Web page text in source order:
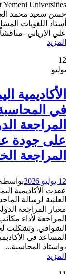
حسن سعيد محمد
أستاذ اللغويات
علي الإرياني -
المزيد
12
يوليو
الأكاديمية
في
على جودة
المراجعة
12 يوليو 2026
العلنية لرسالة
المراجعة لأداء
الشوافي. وتشكلت
المساعد في
،واستاذ المحاسبة...
المزيد